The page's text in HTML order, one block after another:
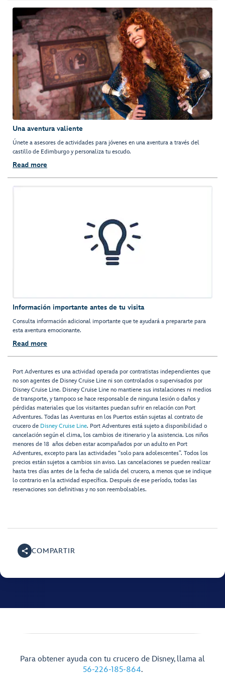
Una aventura valiente
Únete a asesores de actividades para jóvenes en una aventura a través del
castillo de Edimburgo y personaliza tu escudo.
Read more
Información importante antes de tu visita
Consulta información adicional importante que te ayudará a prepararte para
esta aventura emocionante.
Read more
Port Adventures es una actividad operada por contratistas independientes que
no son agentes de Disney Cruise Line ni son controlados o supervisados por
Disney Cruise Line. Disney Cruise Line no mantiene sus instalaciones ni medios
de transporte, y tampoco se hace responsable de ninguna lesión o daños y
pérdidas materiales que los visitantes puedan sufrir en relación con Port
Adventures. Todas las Aventuras en los Puertos están sujetas al contrato de
crucero de Disney Cruise Line. Port Adventures está sujeto a disponibilidad o
cancelación según el clima, los cambios de itinerario y la asistencia. Los niños
menores de 18 años deben estar acompañados por un adulto en Port
Adventures, excepto para las actividades “solo para adolescentes”. Todos los
precios están sujetos a cambios sin aviso. Las cancelaciones se pueden realizar
hasta tres días antes de la fecha de salida del crucero, a menos que se indique
lo contrario en la actividad específica. Después de ese período, todas las
reservaciones son definitivas y no son reembolsables.
COMPARTIR
Para obtener ayuda con tu crucero de Disney, llama al
56-226-185-864.